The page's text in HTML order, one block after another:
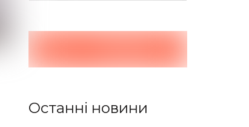
Останні новини